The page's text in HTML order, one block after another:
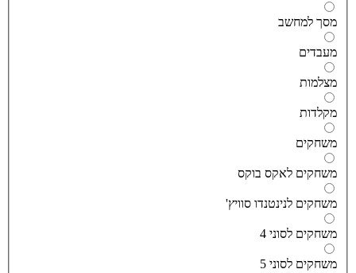
למחשב
לאקס בוקס
לנינטנדו סוויץ'
לסוני 4
לסוני 5